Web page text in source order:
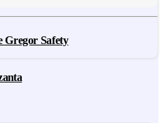
Gregor Safety